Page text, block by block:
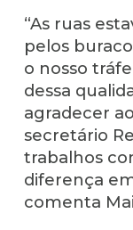
“As ruas
pelos
o nosso
dessa
agradecer
secretário
trabalhos
diferença
comenta